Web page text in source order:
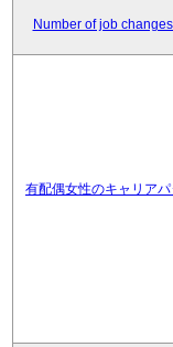
Number of job
有配偶女性のキャリア